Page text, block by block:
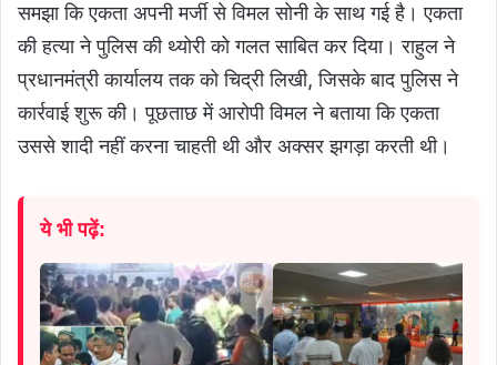
समझा कि एकता अपनी मर्जी से विमल सोनी के साथ गई है। एकता
की हत्या ने पुलिस की थ्योरी को गलत साबित कर दिया। राहुल ने
प्रधानमंत्री कार्यालय तक को चिद्री लिखी, जिसके बाद पुलिस ने
कार्रवाई शुरू की। पूछताछ में आरोपी विमल ने बताया कि एकता
उससे शादी नहीं करना चाहती थी और अक्सर झगड़ा करती थी।
ये भी पढ़ें: